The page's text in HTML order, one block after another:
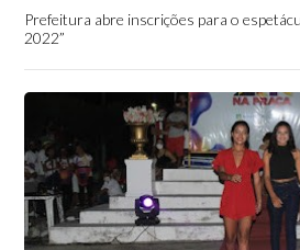
Prefeitura abre inscrições para o
2022”